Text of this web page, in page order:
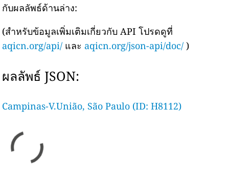
กับผลลัพธ์ด้านล่าง:
(สำหรับข้อมูลเพิ่มเติมเกี่ยวกับ API โปรดดูที่
aqicn.org/api/ และ aqicn.org/json-api/doc/ )
ผลลัพธ์ JSON:
Campinas-V.União, São Paulo (ID: H8112)